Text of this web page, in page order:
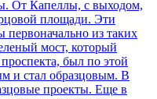
От Капеллы, с выходом,
площади. Эти
из таких
мост, который
был по этой
и стал образцовым. В
проекты. Еще в